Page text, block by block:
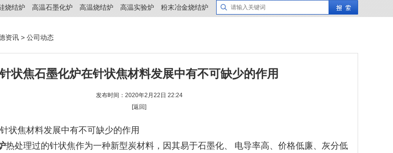
烧结炉 高温石墨化炉 高温烧结炉 高温实验炉 粉末冶金烧结炉
资讯 > 公司动态
针状焦石墨化炉在针状焦材料发展中有不可缺少的作用
发布时间：2020年2月22日 22:24
[返回]
状焦材料发展中有不可缺少的作用
热处理过的针状焦作为一种新型炭材料，因其易于石墨化、
电导率高、价格低廉、灰分低